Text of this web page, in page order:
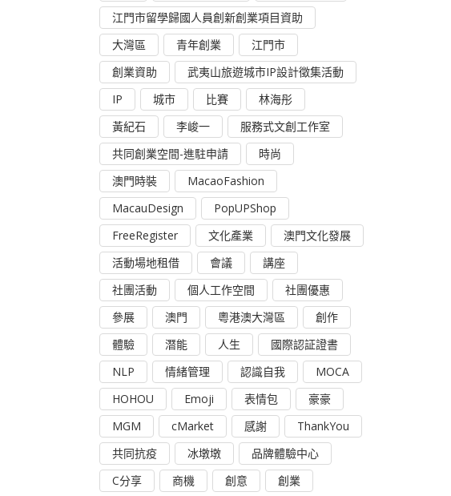
江門市留學歸國人員創新創業項目資助
大灣區
青年創業
江門市
創業資助
武夷山旅遊城市IP設計徵集活動
IP
城市 比賽
林海彤
黃紀石
李峻一
服務式文創工作室
共同創業空間-進駐申請
時尚
澳門時裝
MacaoFashion
MacauDesign
PopUPShop
FreeRegister
文化產業
澳門文化發展
活動場地租借
會議
講座
社團活動
個人工作空間
社團優惠
參展
澳門 粵港澳大灣區
創作
體驗
潛能 人生
國際認証證書
NLP
情緒管理 認識自我
MOCA
HOHOU
Emoji 表情包
豪豪
MGM
cMarket 感謝
ThankYou
共同抗疫
冰墩墩
品牌體驗中心
C分享
商機 創意
創業